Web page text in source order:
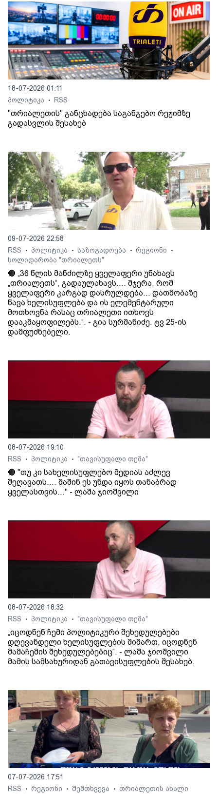
18-07-2026 01:11
პოლიტიკა
• RSS
"თრიალეთის" განცხადება საგანგებო რეჟიმზე
გადასვლის შესახებ
09-07-2026 22:58
RSS
• პოლიტიკა • საზოგადოება • რეგიონი •
სოლიდარობა "თრიალეთს"
🔴 „36 წლის მანძილზე ყველაფერი უნახავს
„თრიალეთს“, გადაულახავს.... მჯერა, რომ
ყველაფერი კარგად დასრულდება... დათმობაზე
წავა ხელისუფლება და ის ელემენტარული
მოთხოვნა რასაც თრიალეთი ითხოვს
დააკმაყოფილებს.“. - გია სურმანიძე. ტვ 25-ის
დამფუძნებელი.
08-07-2026 19:10
RSS
• პოლიტიკა • "თავისუფალი თემა"
🔴 "თუ კი სახელისუფლებო მედიას აძლევ
შეღავათს.... მაშინ ეს უნდა იყოს თანაბრად
ყველასთვის..." - ლაშა ჯიოშვილი
08-07-2026 18:32
RSS
• პოლიტიკა • "თავისუფალი თემა"
„იცოდნენ ჩემი პოლიტიკური შეხედულებები
დღევანდელი ხელისუფლების მიმართ, იცოდნენ
მამაჩემის შეხედულებებიც“. - ლაშა ჯიოშვილი
მამის სამსახურიდან გათავისუფლების შესახებ.
07-07-2026 17:51
RSS
• რეგიონი • შემთხვევა • თრიალეთის ახალი